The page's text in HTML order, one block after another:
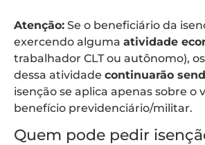
Atenção: Se o beneficiário da
exercendo alguma atividade
trabalhador CLT ou autônomo),
dessa atividade continuarão
isenção se aplica apenas sobre o
benefício previdenciário/militar.
Quem pode pedir